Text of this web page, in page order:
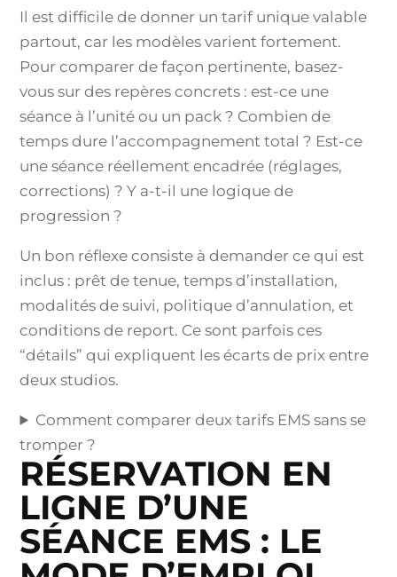
Il est difficile de donner un tarif unique valable
partout, car les modèles varient fortement.
Pour comparer de façon pertinente, basez-
vous sur des repères concrets : est-ce une
séance à l’unité ou un pack ? Combien de
temps dure l’accompagnement total ? Est-ce
une séance réellement encadrée (réglages,
corrections) ? Y a-t-il une logique de
progression ?
Un bon réflexe consiste à demander ce qui est
inclus : prêt de tenue, temps d’installation,
modalités de suivi, politique d’annulation, et
conditions de report. Ce sont parfois ces
“détails” qui expliquent les écarts de prix entre
deux studios.
Comment comparer deux tarifs EMS sans se
tromper ?
RÉSERVATION EN
LIGNE D’UNE
SÉANCE EMS : LE